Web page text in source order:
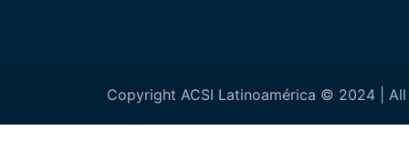
Copyright ACSI Latinoamérica © 2024 | All